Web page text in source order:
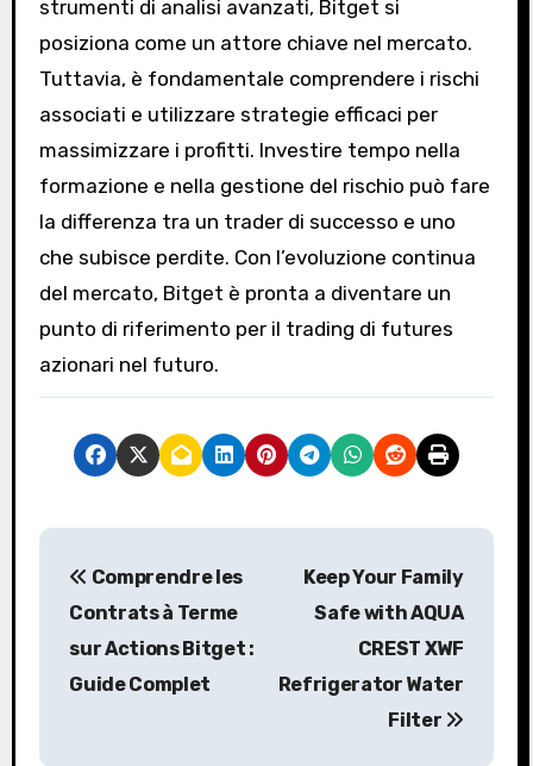
strumenti di analisi avanzati, Bitget si
posiziona come un attore chiave nel mercato.
Tuttavia, è fondamentale comprendere i rischi
associati e utilizzare strategie efficaci per
massimizzare i profitti. Investire tempo nella
formazione e nella gestione del rischio può fare
la differenza tra un trader di successo e uno
che subisce perdite. Con l’evoluzione continua
del mercato, Bitget è pronta a diventare un
punto di riferimento per il trading di futures
azionari nel futuro.
P
Comprendre les
Contrats à Terme
sur Actions Bitget :
Guide Complet
Keep Your Family
Safe with AQUA
CREST XWF
Refrigerator Water
Filter